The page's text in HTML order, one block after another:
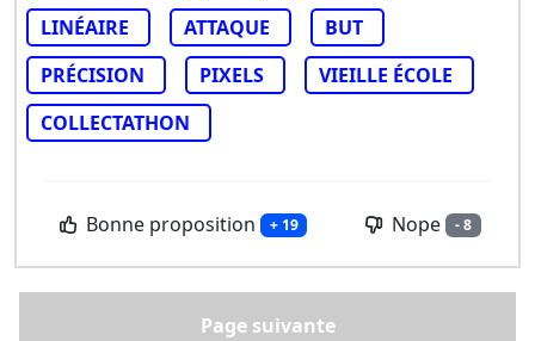
LINÉAIRE
ATTAQUE
BUT
PRÉCISION
PIXELS
VIEILLE ÉCOLE
COLLECTATHON
Bonne proposition + 19 Nope - 8
Page suivante